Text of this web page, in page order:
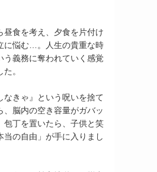
昼食を考え、夕食を片付け
に悩む…。人生の貴重な時
う義務に奪われていく感覚
。
なきゃ』という呪いを捨て
、脳内の空き容量がガバッ
包丁を置いたら、子供と笑
当の自由」が手に入りまし